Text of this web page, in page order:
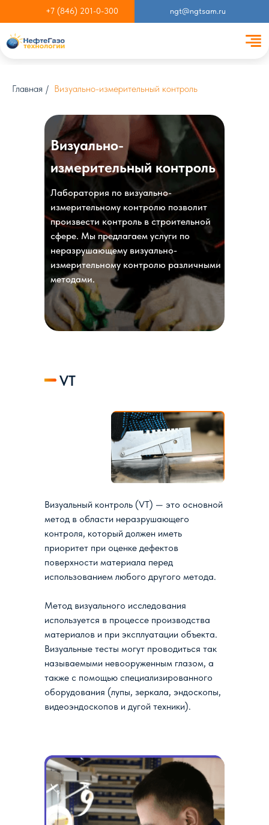
+7 (846) 201-0-300 ngt@ngtsam.ru
Главная / Визуально-измерительный контроль
Визуально-
измерительный контроль
Лаборатория по визуально-
измерительному контролю позволит
произвести контроль в строительной
сфере. Мы предлагаем услуги по
неразрушающему визуально-
измерительному контролю различными
методами.
VT
Визуальный контроль (VT) — это основной
метод в области неразрушающего
контроля, который должен иметь
приоритет при оценке дефектов
поверхности материала перед
использованием любого другого метода.
Метод визуального исследования
используется в процессе производства
материалов и при эксплуатации объекта.
Визуальные тесты могут проводиться так
называемыми невооруженным глазом, а
также с помощью специализированного
оборудования (лупы, зеркала, эндоскопы,
видеоэндоскопов и дугой техники).